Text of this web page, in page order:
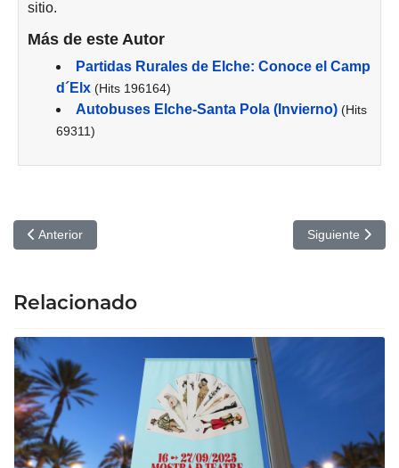
sitio.
Más de este Autor
Partidas Rurales de Elche: Conoce el Camp
d´Elx (Hits 196164)
Autobuses Elche-Santa Pola (Invierno) (Hits
69311)
Artículo anterior: Los dioses y Dios - Gran Teatro Elche
Anterior Artículo
Siguiente
Relacionado